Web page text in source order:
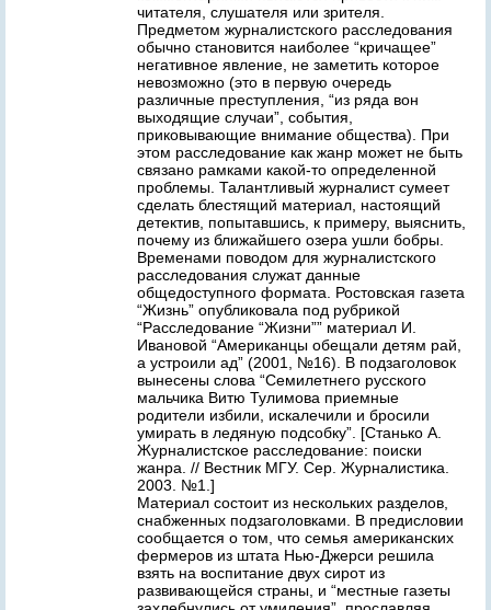
читателя, слушателя или зрителя.
Предметом журналистского расследования
обычно становится наиболее “кричащее”
негативное явление, не заметить которое
невозможно (это в первую очередь
различные преступления, “из ряда вон
выходящие случаи”, события,
приковывающие внимание общества). При
этом расследование как жанр может не быть
связано рамками какой-то определенной
проблемы. Талантливый журналист сумеет
сделать блестящий материал, настоящий
детектив, попытавшись, к примеру, выяснить,
почему из ближайшего озера ушли бобры.
Временами поводом для журналистского
расследования служат данные
общедоступного формата. Ростовская газета
“Жизнь” опубликовала под рубрикой
“Расследование “Жизни”” материал И.
Ивановой “Американцы обещали детям рай,
а устроили ад” (2001, №16). В подзаголовок
вынесены слова “Семилетнего русского
мальчика Витю Тулимова приемные
родители избили, искалечили и бросили
умирать в ледяную подсобку”. [Станько А.
Журналистское расследование: поиски
жанра. // Вестник МГУ. Сер. Журналистика.
2003. №1.]
Материал состоит из нескольких разделов,
снабженных подзаголовками. В предисловии
сообщается о том, что семья американских
фермеров из штата Нью-Джерси решила
взять на воспитание двух сирот из
развивающейся страны, и “местные газеты